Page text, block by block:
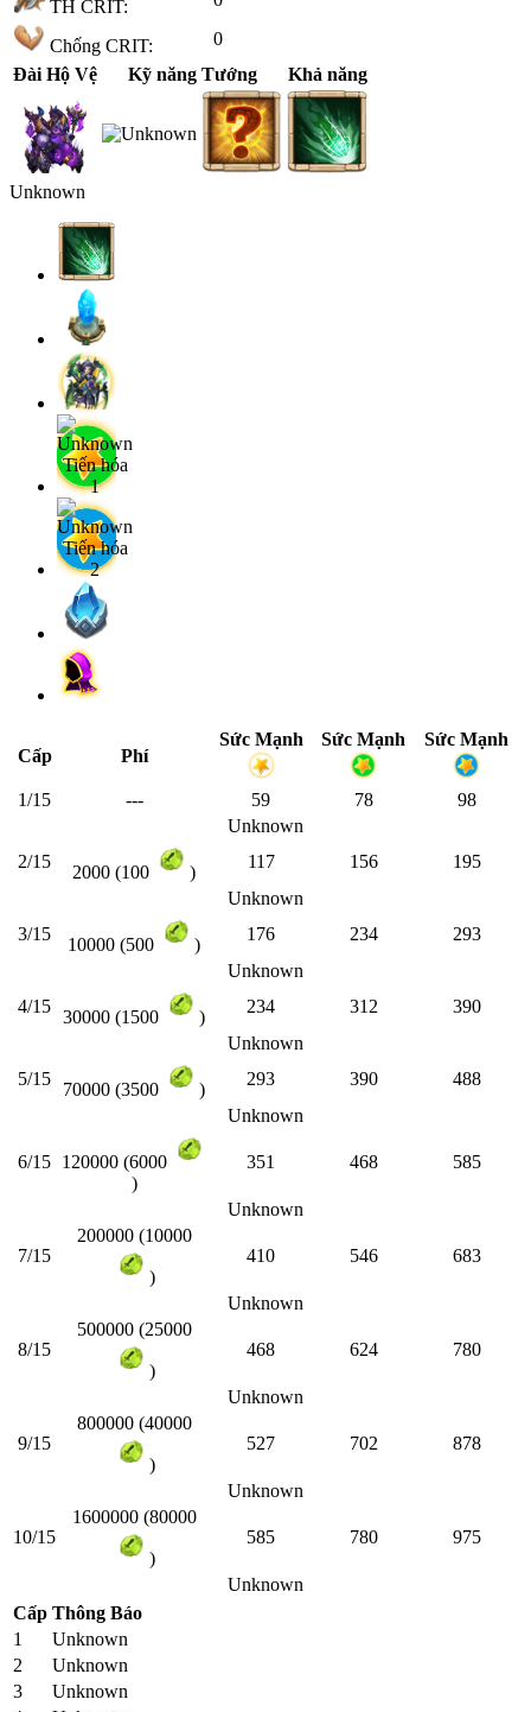
TH CRIT:
Chống CRIT:
0
Đài Hộ Vệ
Kỹ năng Tướng Khả năng
Unknown
Cấp Phí
Sức Mạnh Sức Mạnh Sức Mạnh
1/15 --- 59 78
98
Unknown
2/15
2000 (100 )
117 156
195
Unknown
3/15
10000 (500 )
176 234
293
Unknown
4/15
30000 (1500 )
234 312
390
Unknown
5/15
70000 (3500 )
293 390
488
Unknown
6/15 120000 (6000
)
351 468 585
Unknown
7/15
200000 (10000
)
410 546 683
Unknown
8/15
500000 (25000
)
468 624 780
Unknown
9/15
800000 (40000
)
527 702 878
Unknown
10/15
1600000 (80000
)
585 780 975
Unknown
Cấp Thông Báo
1
Unknown
2
Unknown
3
Unknown